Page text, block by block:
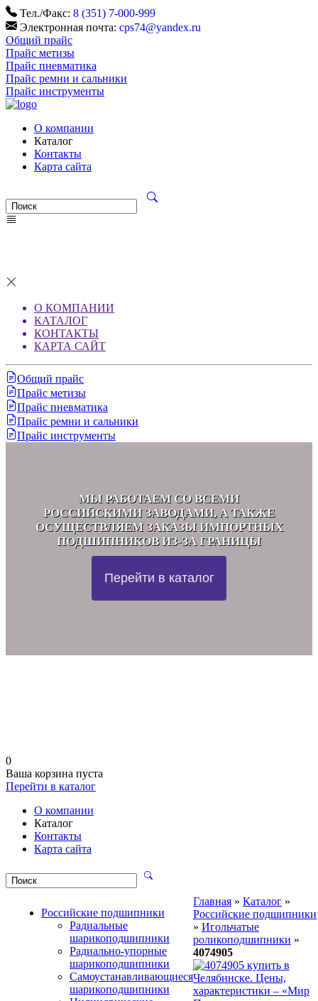
Тел./Факс: 8 (351) 7-000-999
Электронная почта: cps74@yandex.ru
Общий прайс
Прайс метизы
Прайс пневматика
Прайс ремни и сальники
Прайс инструменты
О компании
Каталог
Контакты
Карта сайта
О КОМПАНИИ
КАТАЛОГ
КОНТАКТЫ
КАРТА САЙТ
Общий прайс
Прайс метизы
Прайс пневматика
Прайс ремни и сальники
Прайс инструменты
МЫ РАБОТАЕМ СО ВСЕМИ
РОССИЙСКИМИ ЗАВОДАМИ, А ТАКЖЕ
ОСУЩЕСТВЛЯЕМ ЗАКАЗЫ ИМПОРТНЫХ
ПОДШИПНИКОВ ИЗ-ЗА ГРАНИЦЫ
Перейти в каталог
0
Ваша корзина пуста
Перейти в каталог
О компании
Каталог
Контакты
Карта сайта
Российские подшипники
Радиальные
шарикоподшипники
Радиально-упорные
шарикоподшипники
Самоустанавливающиеся
шарикоподшипники
Главная » Каталог »
Российские подшипники
» Игольчатые
роликоподшипники »
4074905